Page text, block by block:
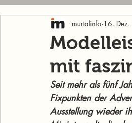
Tourismus Ausflugsziele
Wirtschaft Freizeit
Im Fokus
mit
murtalinfo 16.
Seit mehr als fünf
Fixpunkten der
Ausstellung wieder